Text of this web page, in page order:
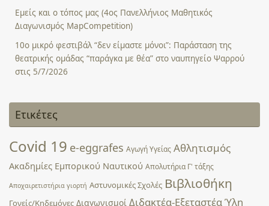
Εμείς και ο τόπος μας (4ος Πανελλήνιος Μαθητικός
Διαγωνισμός MapCompetition)
10ο μικρό φεστιβάλ “δεν είμαστε μόνοι”: Παράσταση της
θεατρικής ομάδας “παράγκα με θέα” στο ναυπηγείο Ψαρρού
στις 5/7/2026
Ετικέτες
Covid 19 e-eggrafes Αγωγή Υγείας Αθλητισμός
Ακαδημίες Εμπορικού Ναυτικού Απολυτήρια Γ' τάξης
Αποχαιρετιστήρια γιορτή Αστυνομικές Σχολές Βιβλιοθήκη
Γονείς/Κηδεμόνες Διαγωνισμοί Διδακτέα-Εξεταστέα Ύλη